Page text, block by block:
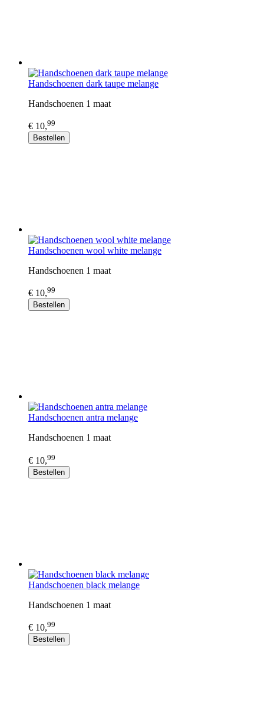
Handschoenen dark taupe melange
Handschoenen 1 maat
€ 10,99
Bestellen
Handschoenen wool white melange
Handschoenen 1 maat
€ 10,99
Bestellen
Handschoenen antra melange
Handschoenen 1 maat
€ 10,99
Bestellen
Handschoenen black melange
Handschoenen 1 maat
€ 10,99
Bestellen